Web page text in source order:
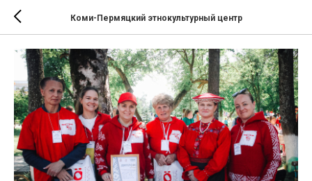
Коми-Пермяцкий этнокультурный центр